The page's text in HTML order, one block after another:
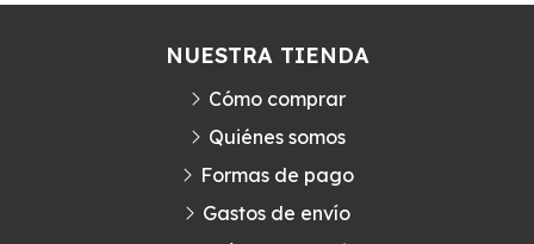
NUESTRA TIENDA
Cómo comprar
Quiénes somos
Formas de pago
Gastos de envío